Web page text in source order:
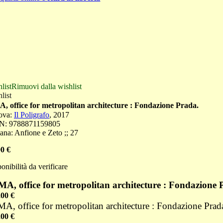
Rimuovi dalla wishlist
office for metropolitan architecture : Fondazione Prada.
: Il Poligrafo, 2017
9788871159805
Anfione e Zeto ;; 27
€
da verificare
office for metropolitan architecture : Fondazione
€
office for metropolitan architecture : Fondazione
€